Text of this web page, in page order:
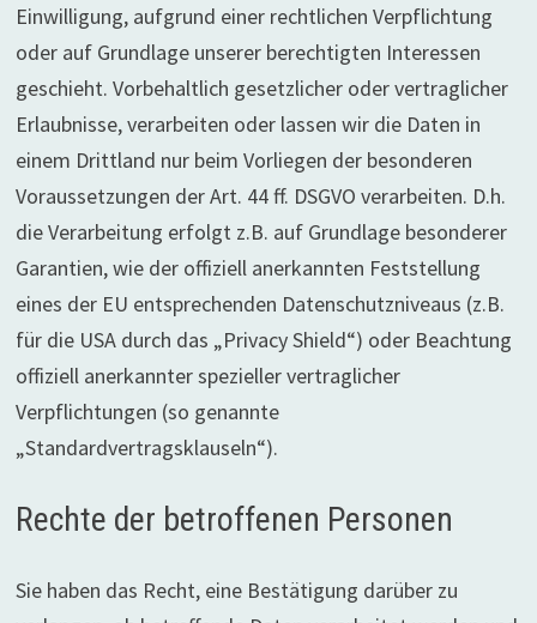
Einwilligung, aufgrund einer rechtlichen Verpflichtung
oder auf Grundlage unserer berechtigten Interessen
geschieht. Vorbehaltlich gesetzlicher oder vertraglicher
Erlaubnisse, verarbeiten oder lassen wir die Daten in
einem Drittland nur beim Vorliegen der besonderen
Voraussetzungen der Art. 44 ff. DSGVO verarbeiten. D.h.
die Verarbeitung erfolgt z.B. auf Grundlage besonderer
Garantien, wie der offiziell anerkannten Feststellung
eines der EU entsprechenden Datenschutzniveaus (z.B.
für die USA durch das „Privacy Shield“) oder Beachtung
offiziell anerkannter spezieller vertraglicher
Verpflichtungen (so genannte
„Standardvertragsklauseln“).
Rechte der betroffenen Personen
Sie haben das Recht, eine Bestätigung darüber zu